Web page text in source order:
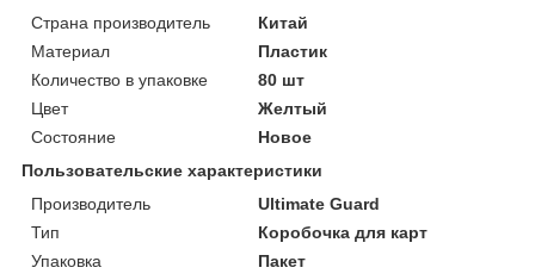
Страна производитель
Китай
Материал
Пластик
Количество в упаковке
80 шт
Цвет
Желтый
Состояние
Новое
Пользовательские характеристики
Производитель
Ultimate Guard
Тип
Коробочка для карт
Упаковка
Пакет